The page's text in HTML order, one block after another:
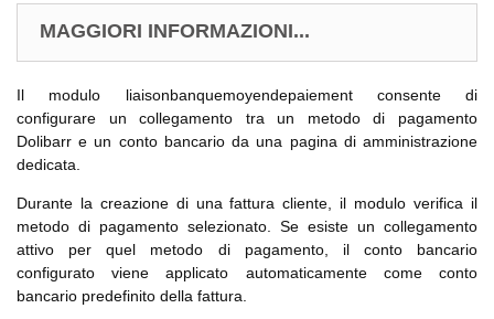
MAGGIORI INFORMAZIONI...
Il modulo liaisonbanquemoyendepaiement consente di
configurare un collegamento tra un metodo di pagamento
Dolibarr e un conto bancario da una pagina di amministrazione
dedicata.
Durante la creazione di una fattura cliente, il modulo verifica il
metodo di pagamento selezionato. Se esiste un collegamento
attivo per quel metodo di pagamento, il conto bancario
configurato viene applicato automaticamente come conto
bancario predefinito della fattura.